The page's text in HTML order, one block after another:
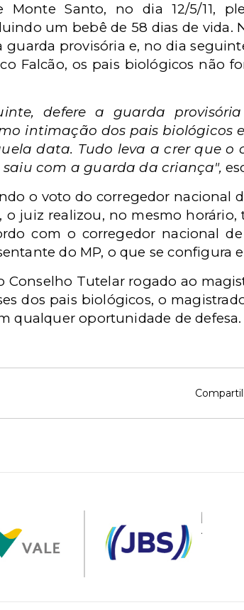
Santo, no dia 12/5/11,
um bebê de 58 dias de vida.
guarda provisória e, no dia
Falcão, os pais biológicos não
defere a guarda
intimação dos pais biológicos e
data. Tudo leva a crer que o
com a guarda da criança",
o voto do corregedor nacional
o juiz realizou, no mesmo
com o corregedor nacional
do MP, o que se configura
Tutelar rogado ao
dos pais biológicos, o
qualquer oportunidade de defesa.